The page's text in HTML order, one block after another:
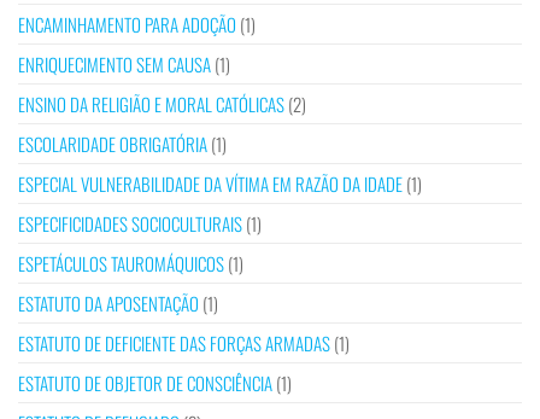
ENCAMINHAMENTO PARA ADOÇÃO (1)
ENRIQUECIMENTO SEM CAUSA(1)
ENSINO DA RELIGIÃO E MORAL CATÓLICAS(2)
ESCOLARIDADE OBRIGATÓRIA(1)
ESPECIAL VULNERABILIDADE DA VÍTIMA EM RAZÃO DA IDADE(1)
ESPECIFICIDADES SOCIOCULTURAIS(1)
ESPETÁCULOS TAUROMÁQUICOS(1)
ESTATUTO DA APOSENTAÇÃO (1)
ESTATUTO DE DEFICIENTE DAS FORÇAS ARMADAS(1)
ESTATUTO DE OBJETOR DE CONSCIÊNCIA(1)